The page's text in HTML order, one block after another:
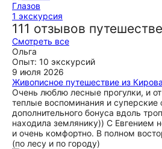
Глазов
1 экскурсия
111 отзывов
Смотреть все
Ольга
Опыт: 10 экскурсий
9 июля 2026
Живописное путешествие из
Очень люблю лесные прогулки, и от
теплые воспоминания и суперские
дополнительного бонуса вдоль
находила землянику)) С Евгением
и очень комфортно. В полном
(по лесу и по городу)